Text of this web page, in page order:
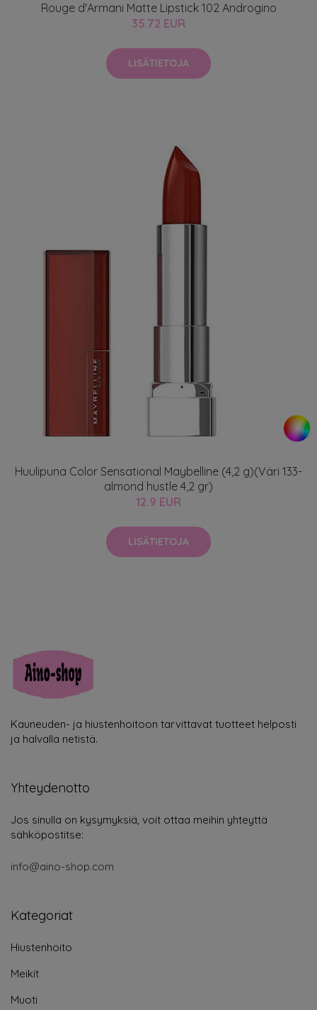
Rouge d'Armani Matte Lipstick 102 Androgino
35.72 EUR
LISÄTIETOJA
Huulipuna Color Sensational Maybelline (4,2 g)(Väri 133-
almond hustle 4,2 gr)
12.9 EUR
LISÄTIETOJA
Kauneuden- ja hiustenhoitoon tarvittavat tuotteet helposti
ja halvalla netistä.
Yhteydenotto
Jos sinulla on kysymyksiä, voit ottaa meihin yhteyttä
sähköpostitse:
info@aino-shop.com
Kategoriat
Hiustenhoito
Meikit
Muoti